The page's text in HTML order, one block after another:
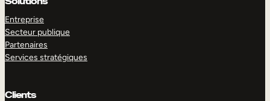
Entreprise
Secteur publique
Partenaires
Services stratégiques
Clients